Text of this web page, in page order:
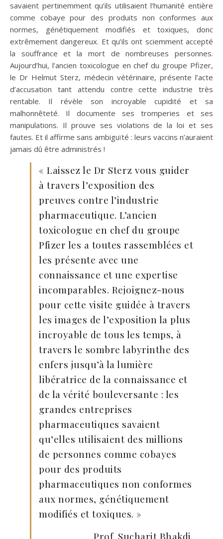
savaient pertinemment qu’ils utilisaient l’humanité entière
comme cobaye pour des produits non conformes aux
normes, génétiquement modifiés et toxiques, donc
extrêmement dangereux. Et qu’ils ont sciemment accepté
la souffrance et la mort de nombreuses personnes.
Aujourd’hui, l’ancien toxicologue en chef du groupe Pfizer,
le Dr Helmut Sterz, médecin vétérinaire, présente l’acte
d’accusation tant attendu contre cette industrie très
rentable. Il révèle son incroyable cupidité et sa
malhonnêteté. Il documente ses tromperies et ses
manipulations. Il prouve ses violations de la loi et ses
fautes. Et il affirme sans ambiguïté : leurs vaccins n’auraient
jamais dû être administrés !
« Laissez le Dr Sterz vous guider
à travers l’exposition des
preuves contre l’industrie
pharmaceutique. L’ancien
toxicologue en chef du groupe
Pfizer les a toutes rassemblées et
les présente avec une
connaissance et une expertise
incomparables. Rejoignez-nous
pour cette visite guidée à travers
les images de l’exposition la plus
incroyable de tous les temps, à
travers le sombre labyrinthe des
enfers jusqu’à la lumière
libératrice de la connaissance et
de la vérité bouleversante : les
grandes entreprises
pharmaceutiques savaient
qu’elles utilisaient des millions
de personnes comme cobayes
pour des produits
pharmaceutiques non conformes
aux normes, génétiquement
modifiés et toxiques. »
Prof. Sucharit Bhakdi.